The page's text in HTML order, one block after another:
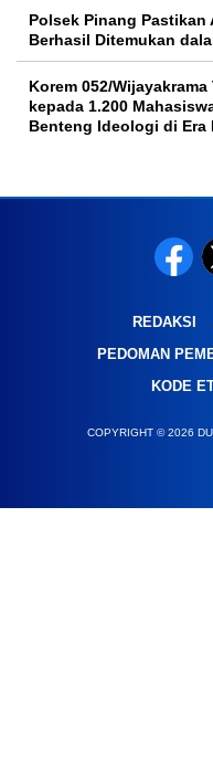
Polsek Pinang
Berhasil Ditemukan
Korem 052/
kepada 1.200
Benteng Ideologi di Era
REDAKSI
PEDOMAN
KODE
COPYRIGHT © 2026